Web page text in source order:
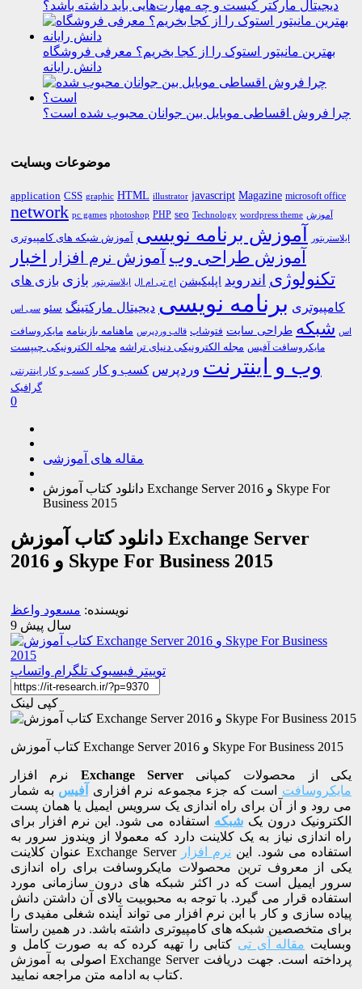
دیجیتال مارکتر کیست و چه مهارت‌هایی باید داشته باشد؟
بهترین مانیتور استوک را از کجا بخریم؟ معرفی فروشگاه
دانش رایانه
چرا فروش اقساطی موبایل بین جوانان محبوب شده است؟
موضوعات وبسایت
application CSS graphic HTML illustrator javascript Magazine microsoft office
network pc games photoshop PHP seo Technology wordpress theme آموزش
ایلاستریتور آموزش برنامه نویسی آموزش شبکه های کامپیوتری
آموزش طراحی وب آموزش نرم افزار اخبار
تکنولوژی اندروید اپلیکیشن اچ تی ام ال ایلاستریتور بازی بازی های
کامپیوتری برنامه نویسی دیجیتال مارکتینگ سئو سی اس
اس شبکه طراحی سایت فتوشاپ قالب وردپرس ماهنامه بازینامه مایکروسافت
مایکروسافت آفیس مجله الکترونیکی دنیای تراشه مجله الکترونیکی چیپست
وب و اینترنت وردپرس کسب و کار کسب و کار اینترنتی
گرافیک
0
مقاله های آموزشی
دانلود کتاب آموزش Exchange Server 2016 و Skype For
Business 2015
دانلود کتاب آموزش Exchange Server
2016 و Skype For Business 2015
نویسنده: مسعود واعظ
9 سال پیش
توییتر فیسبوک تلگرام واتساپ
کپی لینک
کتاب آموزش Exchange Server 2016 و Skype For Business 2015
Exchange Server
یکی از محصولات کمپانی
مایکروسافت است که جزء مجموعه نرم افزاری آفیس به شمار
می رود و از آن برای راه اندازی یک سرویس ایمیل یا همان پست
الکترونیک درون یک شبکه استفاده می شود. این نرم افزار برای
راه اندازی نیاز به یک کلاینت دارد که معمولا از ویندوز سرور به
عنوان کلاینت Exchange Server استفاده می شود. این نرم افزار
یکی از معروف ترین محصولات مایکروسافت برای راه اندازی
سرور ایمیل است که در اکثر شبکه های درون سازمانی مورد
استفاده قرار می گیرد. با توجه به محبوبیت بالای آن داشتن دانش
پیاده سازی و کار با ابن نرم افزار می تواند آینده شغلی مفیدی را
برای متخصصین شبکه های کامپیوتری داشته باشد. در همین راستا
وبسایت مقاله آی تی کتابی را تهیه کرده که به صورت کامل و
اصولی به آموزش Exchange Server پرداخته است. جهت دریافت
کتاب به ادامه متن مراجعه نمایید.